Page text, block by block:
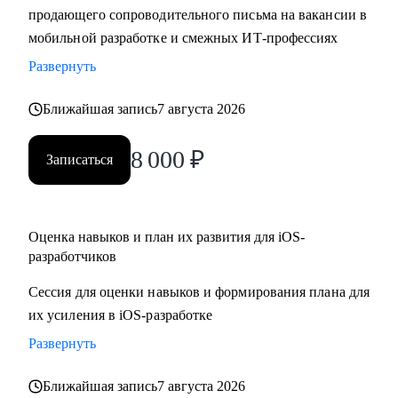
• Составить резюме и сопроводительное письма,
подготовиться к собеседованию и разобрать тестовые
задания
близких к реальным
• Изучить основные инструменты или углубить знания в
мобильной работке под iOS
• Разобраться с разными подходами к разработке
как их применять
Кому могу помочь:
• Juinior и Middle мобильным разработчикам (iOS, Android)
• Любым IT-специалистам, кто хочет перейти на
• IT-лидам, кто недавно стал руководителем, и Project-
продающего сопроводительного письма на вакансии в
мобильной разработке и смежных ИТ-профессиях
Развернуть
Ближайшая запись7 августа 2026
Записаться 8 000 ₽
Оценка навыков и план их развития для iOS-
разработчиков
Сессия для оценки навыков и формирования плана для
их усиления в iOS-разработке
Развернуть
Ближайшая запись7 августа 2026